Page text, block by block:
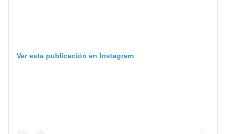
Ver esta publicación en Instagram